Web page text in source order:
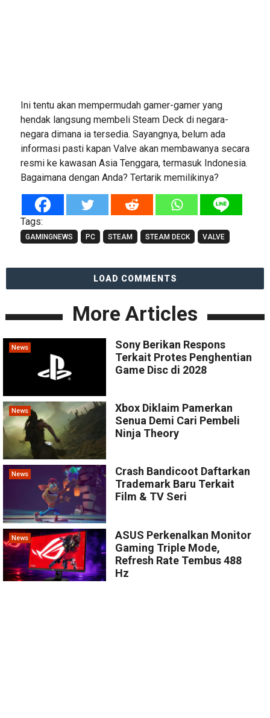
Ini tentu akan mempermudah gamer-gamer yang
hendak langsung membeli Steam Deck di negara-
negara dimana ia tersedia. Sayangnya, belum ada
informasi pasti kapan Valve akan membawanya secara
resmi ke kawasan Asia Tenggara, termasuk Indonesia.
Bagaimana dengan Anda? Tertarik memilikinya?
Tags:
GAMINGNEWS PC STEAM STEAM DECK VALVE
LOAD COMMENTS
More Articles
News
Sony Berikan Respons
Terkait Protes Penghentian
Game Disc di 2028
News
Xbox Diklaim Pamerkan
Senua Demi Cari Pembeli
Ninja Theory
News
Crash Bandicoot Daftarkan
Trademark Baru Terkait
Film & TV Seri
News
ASUS Perkenalkan Monitor
Gaming Triple Mode,
Refresh Rate Tembus 488
Hz